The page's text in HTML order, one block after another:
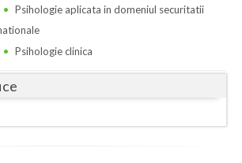
Psihologie aplicata in domeniul securitatii
Psihologie clinica